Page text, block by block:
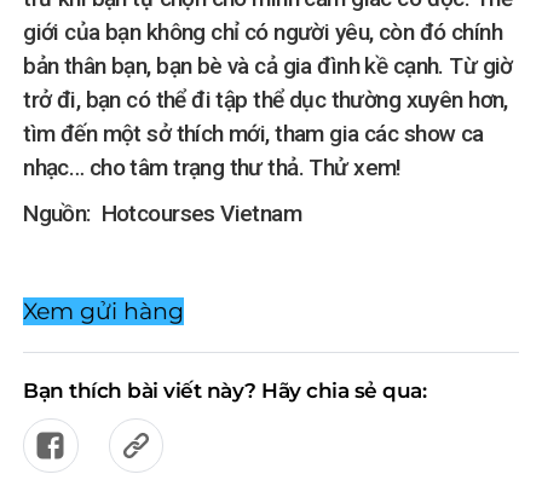
giới của bạn không chỉ có người yêu, còn đó chính
bản thân bạn, bạn bè và cả gia đình kề cạnh. Từ giờ
trở đi, bạn có thể đi tập thể dục thường xuyên hơn,
tìm đến một sở thích mới, tham gia các show ca
nhạc… cho tâm trạng thư thả. Thử xem!
Nguồn: Hotcourses Vietnam
Xem gửi hàng
Bạn thích bài viết này? Hãy chia sẻ qua: